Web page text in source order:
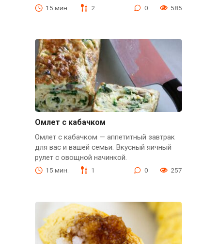
15 мин. 2 0 585
Омлет с кабачком
Омлет с кабачком — аппетитный завтрак
для вас и вашей семьи. Вкусный яичный
рулет с овощной начинкой.
15 мин. 1 0 257